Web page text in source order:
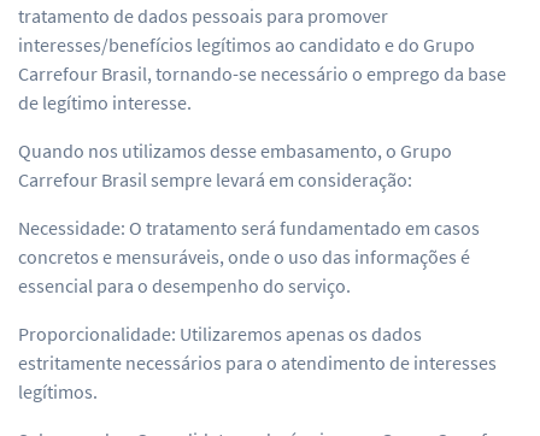
tratamento de dados pessoais para promover
interesses/benefícios legítimos ao candidato e do Grupo
Carrefour Brasil, tornando-se necessário o emprego da base
de legítimo interesse.
Quando nos utilizamos desse embasamento, o Grupo
Carrefour Brasil sempre levará em consideração:
Necessidade: O tratamento será fundamentado em casos
concretos e mensuráveis, onde o uso das informações é
essencial para o desempenho do serviço.
Proporcionalidade: Utilizaremos apenas os dados
estritamente necessários para o atendimento de interesses
legítimos.